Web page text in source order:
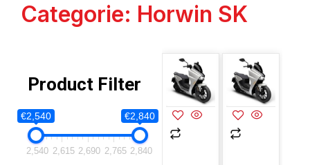
Categorie: Horwin SK
Product Filter
€2,540 €2,840
2,540 2,615 2,690 2,765 2,840